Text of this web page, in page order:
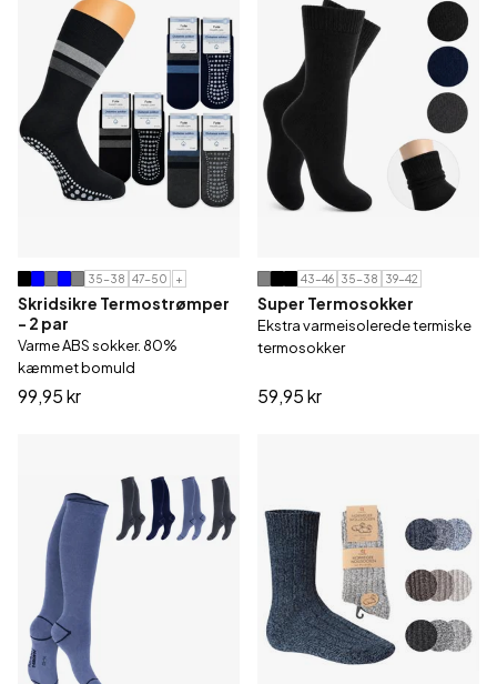
35-38 47-50 +
Skridsikre Termostrømper
- 2 par
Varme ABS sokker. 80%
kæmmet bomuld
99,95 kr
43-46 35-38 39-42
Super Termosokker
Ekstra varmeisolerede termiske
termosokker
59,95 kr